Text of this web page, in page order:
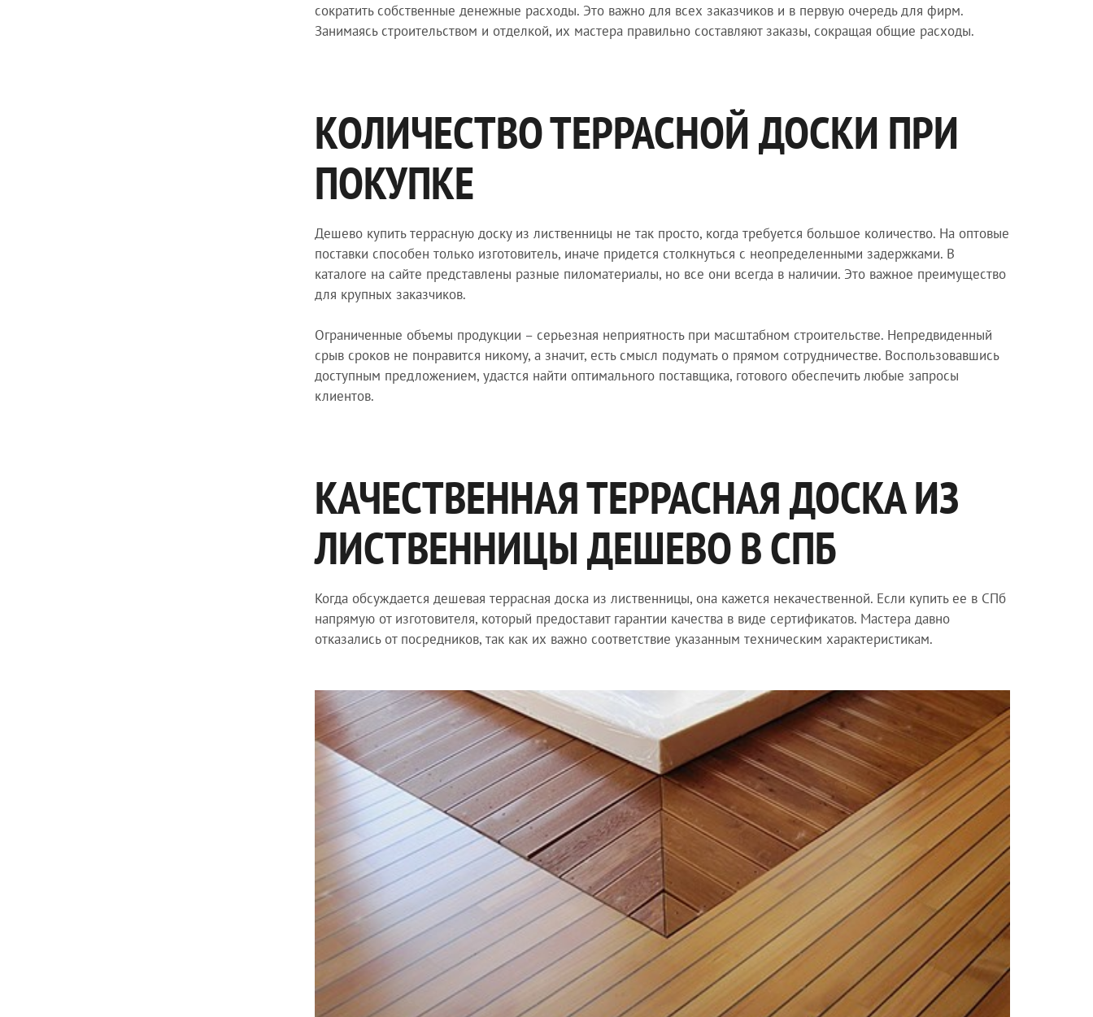
сократить собственные денежные расходы. Это важно для всех заказчиков и в первую очередь для фирм.
Занимаясь строительством и отделкой, их мастера правильно составляют заказы, сокращая общие расходы.
КОЛИЧЕСТВО ТЕРРАСНОЙ ДОСКИ ПРИ
ПОКУПКЕ
Дешево купить террасную доску из лиственницы не так просто, когда требуется большое количество. На оптовые
поставки способен только изготовитель, иначе придется столкнуться с неопределенными задержками. В
каталоге на сайте представлены разные пиломатериалы, но все они всегда в наличии. Это важное преимущество
для крупных заказчиков.
Ограниченные объемы продукции – серьезная неприятность при масштабном строительстве. Непредвиденный
срыв сроков не понравится никому, а значит, есть смысл подумать о прямом сотрудничестве. Воспользовавшись
доступным предложением, удастся найти оптимального поставщика, готового обеспечить любые запросы
клиентов.
КАЧЕСТВЕННАЯ ТЕРРАСНАЯ ДОСКА ИЗ
ЛИСТВЕННИЦЫ ДЕШЕВО В СПБ
Когда обсуждается дешевая террасная доска из лиственницы, она кажется некачественной. Если купить ее в СПб
напрямую от изготовителя, который предоставит гарантии качества в виде сертификатов. Мастера давно
отказались от посредников, так как их важно соответствие указанным техническим характеристикам.